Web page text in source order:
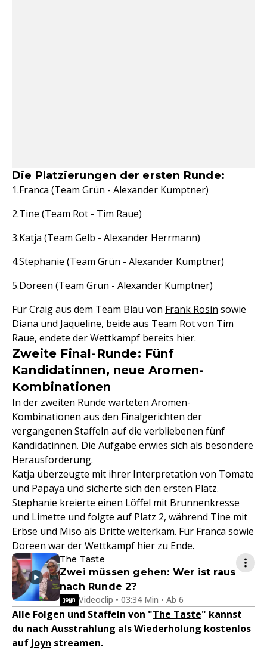
Die Platzierungen der ersten Runde:
Franca (Team Grün - Alexander Kumptner)
Tine (Team Rot - Tim Raue)
Katja (Team Gelb - Alexander Herrmann)
Stephanie (Team Grün - Alexander Kumptner)
Doreen (Team Grün - Alexander Kumptner)
Für Craig aus dem Team Blau von Frank Rosin sowie
Diana und Jaqueline, beide aus Team Rot von Tim
Raue, endete der Wettkampf bereits hier.
Zweite Final-Runde: Fünf
Kandidatinnen, neue Aromen-
Kombinationen
In der zweiten Runde warteten Aromen-
Kombinationen aus den Finalgerichten der
vergangenen Staffeln auf die verbliebenen fünf
Kandidatinnen. Die Aufgabe erwies sich als besondere
Herausforderung.
Katja überzeugte mit ihrer Interpretation von Tomate
und Papaya und sicherte sich den ersten Platz.
Stephanie kreierte einen Löffel mit Brunnenkresse
und Limette und folgte auf Platz 2, während Tine mit
Erbse und Miso als Dritte weiterkam. Für Franca sowie
Doreen war der Wettkampf hier zu Ende.
The Taste
Zwei müssen gehen: Wer ist raus
nach Runde 2?
Videoclip • 03:34 Min • Ab 6
Alle Folgen und Staffeln von "The Taste" kannst
du nach Ausstrahlung als Wiederholung kostenlos
auf Joyn streamen.